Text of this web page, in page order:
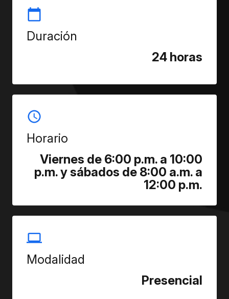
Duración
24 horas
Horario
Viernes de 6:00 p.m. a 10:00
p.m. y sábados de 8:00 a.m. a
12:00 p.m.
Modalidad
Presencial